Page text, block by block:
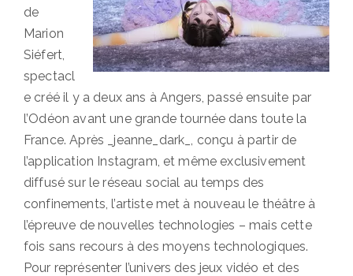
de
Marion
Siéfert,
spectacl
e créé il y a deux ans à Angers, passé ensuite par
l’Odéon avant une grande tournée dans toute la
France. Après _jeanne_dark_, conçu à partir de
l’application Instagram, et même exclusivement
diffusé sur le réseau social au temps des
confinements, l’artiste met à nouveau le théâtre à
l’épreuve de nouvelles technologies – mais cette
fois sans recours à des moyens technologiques.
Pour représenter l’univers des jeux vidéo et des